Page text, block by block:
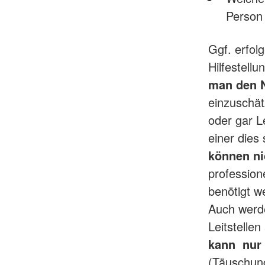
Ggf.
man den
oder gar
einer dies
können
benötigt
Auch
kann nur